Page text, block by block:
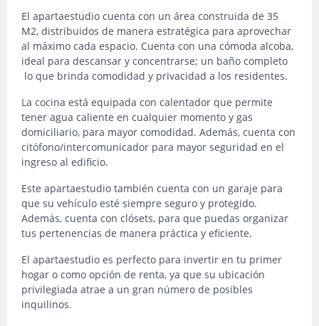
El apartaestudio cuenta con un área construida de 35
M2, distribuidos de manera estratégica para aprovechar
al máximo cada espacio. Cuenta con una cómoda alcoba,
ideal para descansar y concentrarse; un baño completo
lo que brinda comodidad y privacidad a los residentes.
La cocina está equipada con calentador que permite
tener agua caliente en cualquier momento y gas
domiciliario, para mayor comodidad. Además, cuenta con
citófono/intercomunicador para mayor seguridad en el
ingreso al edificio.
Este apartaestudio también cuenta con un garaje para
que su vehículo esté siempre seguro y protegido.
Además, cuenta con clósets, para que puedas organizar
tus pertenencias de manera práctica y eficiente.
El apartaestudio es perfecto para invertir en tu primer
hogar o como opción de renta, ya que su ubicación
privilegiada atrae a un gran número de posibles
inquilinos.